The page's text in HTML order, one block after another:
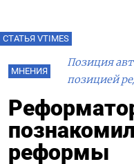
СТАТЬЯ VTIMES
МНЕНИЯ
Позиция
позицией
реформы